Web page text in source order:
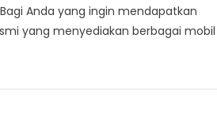
Anda yang ingin mendapatkan
yang menyediakan berbagai mobil